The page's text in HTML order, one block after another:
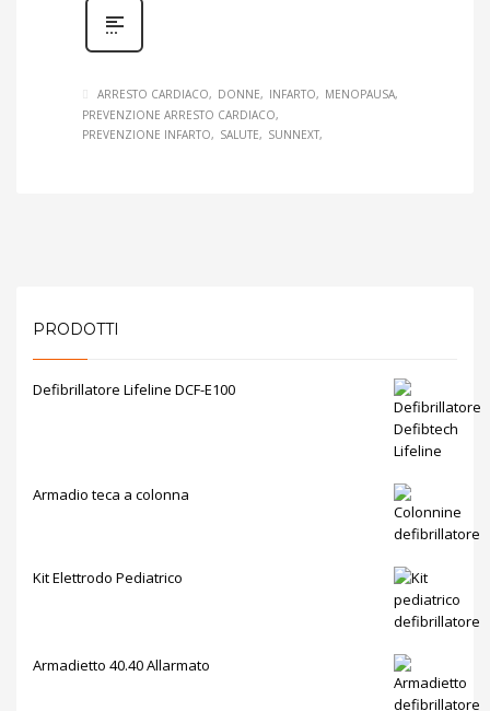
ARRESTO CARDIACO DONNE INFARTO
MENOPAUSA
PREVENZIONE ARRESTO CARDIACO
PREVENZIONE INFARTO
SALUTE SUNNEXT
PRODOTTI
Defibrillatore Lifeline DCF-E100
Armadio teca a colonna
Kit Elettrodo Pediatrico
Armadietto 40.40 Allarmato